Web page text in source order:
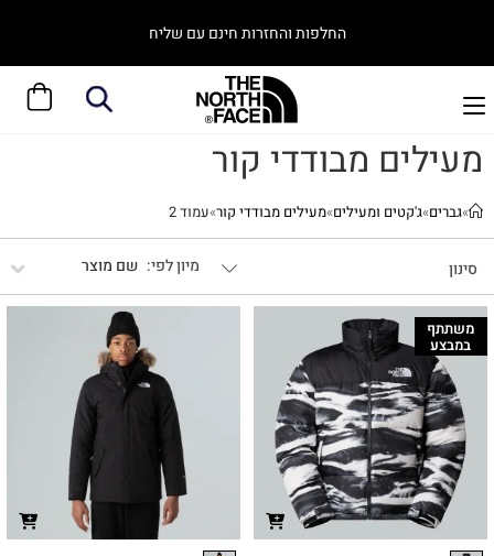
החלפות והחזרות חינם עם שליח
מעילים מבודדי קור
»גברים»ג'קטים ומעילים»מעילים מבודדי קור»עמוד 2
סינון שם מוצר
משתתף
במבצע